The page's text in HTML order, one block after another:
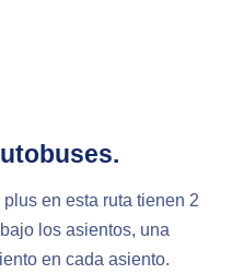
en esta ruta tienen 2
los asientos, una
en cada asiento.